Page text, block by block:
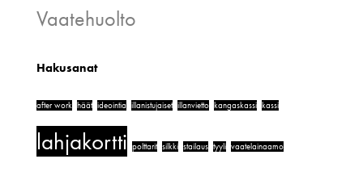
Vaatehuolto
Hakusanat
after work häät ideointia illanistujaiset illanvietto kangaskassi kassi
lahjakortti polttarit silkki stailaus tyyli vaatelainaamo